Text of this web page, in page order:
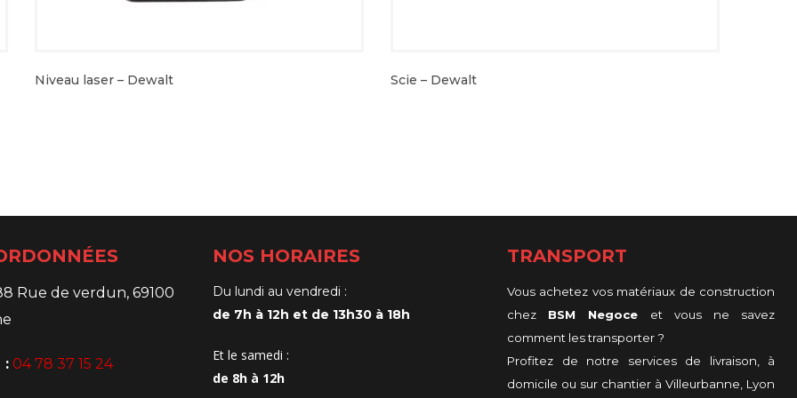
Niveau laser – Dewalt Scie – Dewalt
Rue de verdun, 69100
: 04 78 37 15 24
NOS HORAIRES
Du lundi au vendredi :
de 7h à 12h et de 13h30 à 18h
Et le samedi :
de 8h à 12h
TRANSPORT
Vous achetez vos matériaux de construction
chez BSM Negoce et vous ne savez
comment les transporter ?
Profitez de notre services de livraison, à
domicile ou sur chantier à Villeurbanne, Lyon